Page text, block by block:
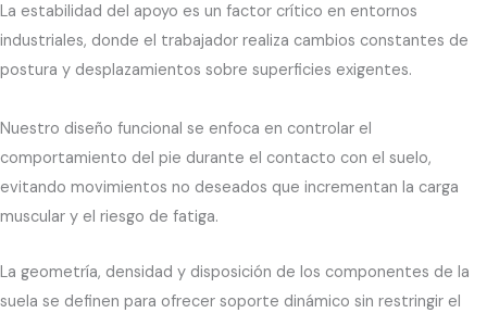
La estabilidad del apoyo es un factor crítico en entornos
industriales, donde el trabajador realiza cambios constantes de
postura y desplazamientos sobre superficies exigentes.
Nuestro diseño funcional se enfoca en controlar el
comportamiento del pie durante el contacto con el suelo,
evitando movimientos no deseados que incrementan la carga
muscular y el riesgo de fatiga.
La geometría, densidad y disposición de los componentes de la
suela se definen para ofrecer soporte dinámico sin restringir el